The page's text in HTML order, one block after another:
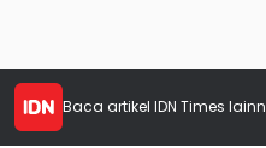
Baca artikel IDN Times